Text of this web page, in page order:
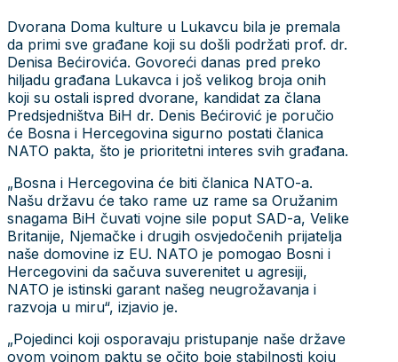
Dvorana Doma kulture u Lukavcu bila je premala
da primi sve građane koji su došli podržati prof. dr.
Denisa Bećirovića. Govoreći danas pred preko
hiljadu građana Lukavca i još velikog broja onih
koji su ostali ispred dvorane, kandidat za člana
Predsjedništva BiH dr. Denis Bećirović je poručio
će Bosna i Hercegovina sigurno postati članica
NATO pakta, što je prioritetni interes svih građana.
„Bosna i Hercegovina će biti članica NATO-a.
Našu državu će tako rame uz rame sa Oružanim
snagama BiH čuvati vojne sile poput SAD-a, Velike
Britanije, Njemačke i drugih osvjedočenih prijatelja
naše domovine iz EU. NATO je pomogao Bosni i
Hercegovini da sačuva suverenitet u agresiji,
NATO je istinski garant našeg neugrožavanja i
razvoja u miru“, izjavio je.
„Pojedinci koji osporavaju pristupanje naše države
ovom vojnom paktu se očito boje stabilnosti koju